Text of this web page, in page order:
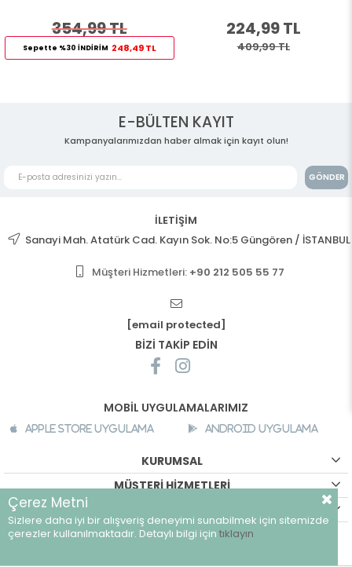
354,99 TL
Sepette %30 İNDİRİM 248,49 TL
224,99 TL
409,99 TL
E-BÜLTEN KAYIT
Kampanyalarımızdan haber almak için kayıt olun!
GÖNDER
İLETİŞİM
Sanayi Mah. Atatürk Cad. Kayın Sok. No:5 Güngören / İSTANBUL
Müşteri Hizmetleri: +90 212 505 55 77
[email protected]
BİZİ TAKİP EDİN
MOBİL UYGULAMALARIMIZ
Apple Store Uygulama Android Uygulama
KURUMSAL
MÜŞTERİ HİZMETLERİ
©breeze.com.tr - Tüm hakları saklıdır.
Çerez Metni
Sizlere daha iyi bir alışveriş deneyimi sunabilmek için sitemizde
çerezler kullanılmaktadır. Detaylı bilgi için tıklayın